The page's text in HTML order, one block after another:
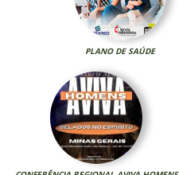
PLANO DE SAÚDE